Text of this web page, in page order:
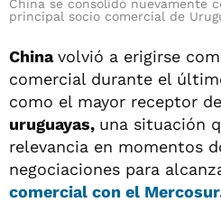
China se consolidó nuevamente
principal socio comercial de
Chinavolvió a erigirse
comercial durante el
como el mayor receptor de
uruguayas, una situación
relevancia en momentos
negociaciones para
comercial con el